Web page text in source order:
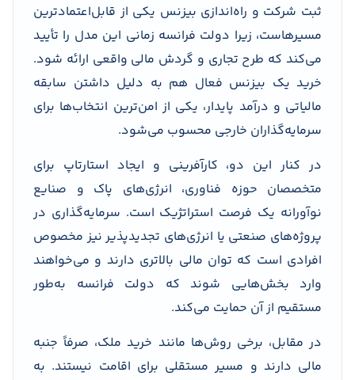
ثبت شرکت و راه‌اندازی بیزنس یکی از قابل‌اعتمادترین
مسیرهاست، زیرا دولت فرانسه زمانی این مدل را تأیید
می‌کند که طرح تجاری و گردش مالی واقعی ارائه شود.
خرید یک بیزنس فعال هم به دلیل داشتن سابقه
مالیاتی و درآمد پایدار، یکی از امن‌ترین انتخاب‌ها برای
سرمایه‌گذاران خارجی محسوب می‌شود.
در کنار این دو، کارآفرینی و ایجاد استارتاپ برای
متخصصان حوزه فناوری، انرژی‌های پاک و صنایع
نوآورانه یک فرصت استراتژیک است. سرمایه‌گذاری در
پروژه‌های صنعتی یا انرژی‌های تجدیدپذیر نیز مخصوص
افرادی است که توان مالی بالاتری دارند و می‌خواهند
وارد بخش‌هایی شوند که دولت فرانسه به‌طور
مستقیم از آن حمایت می‌کند.
در مقابل، برخی روش‌ها مانند خرید ملک، صرفاً جنبه
مالی دارند و مسیر مستقلی برای اقامت نیستند. به